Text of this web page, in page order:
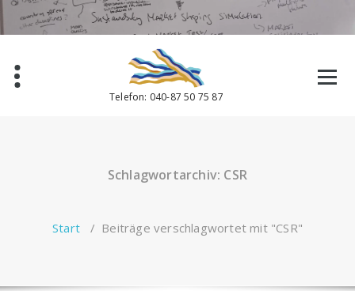
Zum
Inhalt
springen
Telefon: 040-87 50 75 87
Schlagwortarchiv: CSR
Start/ Beiträge verschlagwortet mit "CSR"